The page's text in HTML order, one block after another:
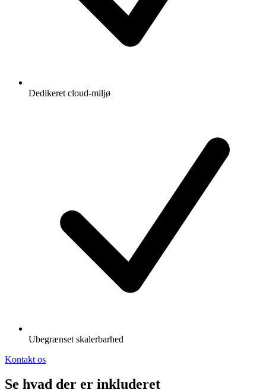
Dedikeret cloud-miljø
Ubegrænset skalerbarhed
Kontakt os
Se hvad der er inkluderet